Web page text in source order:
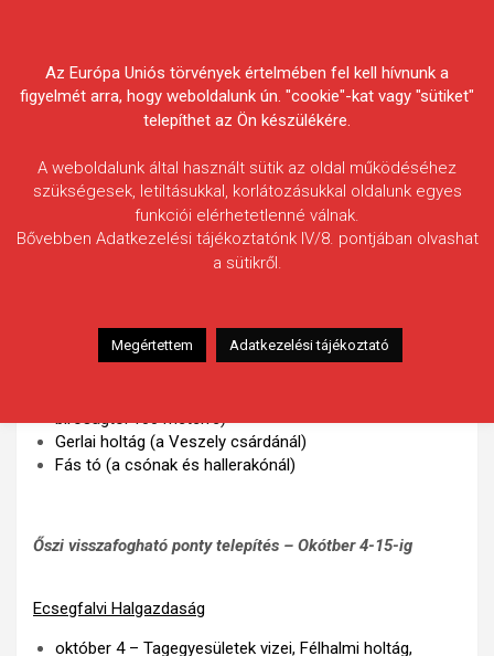
Egyesületek Szövetsége
Haltelepítések 2010
Félhalmi holtág ötös (a négyes ötös átjárótól 100
méterre)
bíróságtól 100 méterre)
Gerlai holtág (a Veszely csárdánál)
Fás tó (a csónak és hallerakónál)
Őszi visszafogható ponty telepítés – Okótber 4-15-ig
Ecsegfalvi Halgazdaság
október 4 – Tagegyesületek vizei, Félhalmi holtág,
Az Európa Uniós törvények értelmében fel kell hívnunk a
figyelmét arra, hogy weboldalunk ún. "cookie"-kat vagy "sütiket"
telepíthet az Ön készülékére.
A weboldalunk által használt sütik az oldal működéséhez
szükségesek, letiltásukkal, korlátozásukkal oldalunk egyes
funkciói elérhetetlenné válnak.
Bővebben Adatkezelési tájékoztatónk IV/8. pontjában olvashat
a sütikről.
Megértettem Adatkezelési tájékoztató